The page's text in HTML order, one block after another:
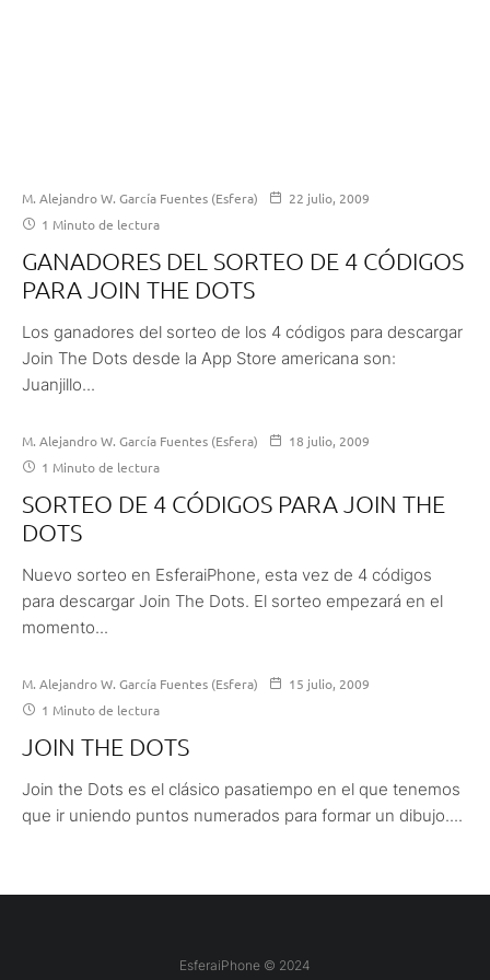
M. Alejandro W. García Fuentes (Esfera)
22 julio, 2009
1 Minuto de lectura
GANADORES DEL SORTEO DE 4 CÓDIGOS
PARA JOIN THE DOTS
Los ganadores del sorteo de los 4 códigos para descargar
Join The Dots desde la App Store americana son:
Juanjillo...
M. Alejandro W. García Fuentes (Esfera)
18 julio, 2009
1 Minuto de lectura
SORTEO DE 4 CÓDIGOS PARA JOIN THE
DOTS
Nuevo sorteo en EsferaiPhone, esta vez de 4 códigos
para descargar Join The Dots. El sorteo empezará en el
momento...
M. Alejandro W. García Fuentes (Esfera)
15 julio, 2009
1 Minuto de lectura
JOIN THE DOTS
Join the Dots es el clásico pasatiempo en el que tenemos
que ir uniendo puntos numerados para formar un dibujo....
EsferaiPhone © 2024